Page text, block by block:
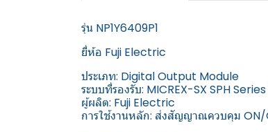
รุ่น NP1Y6409P1
ยี่ห้อ Fuji Electric
ประเภท: Digital Output Module
ระบบที่รองรับ: MICREX-SX SPH Series
ผู้ผลิต: Fuji Electric
การใช้งานหลัก: ส่งสัญญาณควบคุม ON/